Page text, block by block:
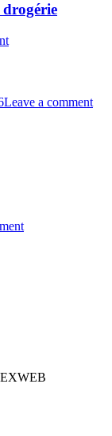
Leave a comment
EXWEB